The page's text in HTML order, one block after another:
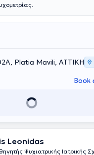
Platia Mavili, ΑΤΤΙΚΗ
Book
Leonidas
Ψυχιατρικής Ιατρικής